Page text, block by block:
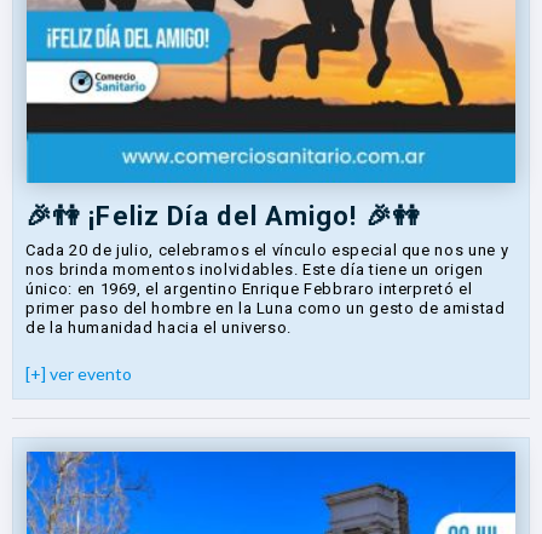
🎉👫 ¡Feliz Día del Amigo! 🎉👭
Cada 20 de julio, celebramos el vínculo especial que nos une y
nos brinda momentos inolvidables. Este día tiene un origen
único: en 1969, el argentino Enrique Febbraro interpretó el
primer paso del hombre en la Luna como un gesto de amistad
de la humanidad hacia el universo.
[+] ver evento